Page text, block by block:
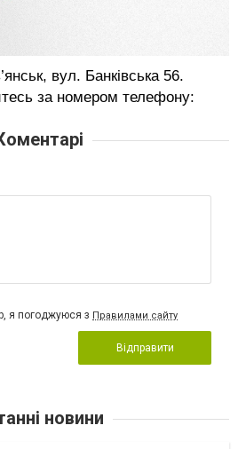
вул. Банківська 56.
за номером телефону:
я погоджуюся з Правилами сайту
Відправити
новини